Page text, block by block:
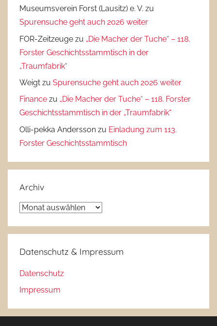
Museumsverein Forst (Lausitz) e. V. zu
Spurensuche geht auch 2026 weiter
FOR-Zeitzeuge zu „Die Macher der Tuche“ – 118.
Forster Geschichtsstammtisch in der
„Traumfabrik“
Weigt zu Spurensuche geht auch 2026 weiter
Finance zu „Die Macher der Tuche“ – 118. Forster
Geschichtsstammtisch in der „Traumfabrik“
Olli-pekka Andersson zu Einladung zum 113.
Forster Geschichtsstammtisch
Archiv
Archiv
Datenschutz & Impressum
Datenschutz
Impressum